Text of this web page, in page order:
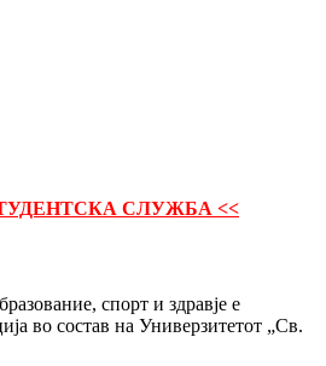
СЛУЖБА <<
спорт и здравје е
во состав на Универзитетот „Св.